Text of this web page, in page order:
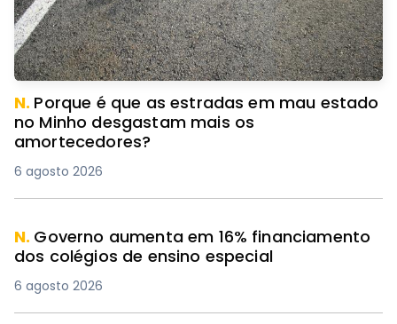
N. Porque é que as estradas em mau estado
no Minho desgastam mais os
amortecedores?
6 agosto 2026
N. Governo aumenta em 16% financiamento
dos colégios de ensino especial
6 agosto 2026